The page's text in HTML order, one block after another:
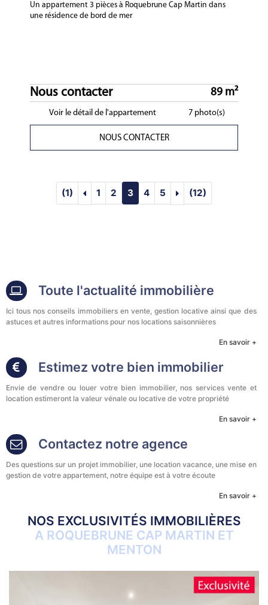
Un appartement 3 pièces à Roquebrune Cap Martin dans
une résidence de bord de mer
Nous contacter 89 m²
Voir le détail de l'appartement 7 photo(s)
NOUS CONTACTER
(1) visupageprec :LOCATION
1 2 3 4 5 visupagesuiv
(12)
Toute l'actualité immobilière
Ici tous nos conseils immobiliers en vente, gestion locative ainsi que des
astuces et autres informations pour nos locations saisonnières
En savoir +
Estimez votre bien immobilier
Envie de vendre ou louer votre bien immobilier, nos services vente et
location estimeront la valeur vénale ou locative de votre propriété
En savoir +
Contactez notre agence
Des questions sur un projet immobilier, une location vacance, une mise en
gestion de votre appartement, notre équipe est à votre écoute
En savoir +
NOS EXCLUSIVITÉS IMMOBILIÈRES
A ROQUEBRUNE CAP MARTIN ET
MENTON